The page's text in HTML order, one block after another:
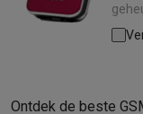
Ontdek de beste